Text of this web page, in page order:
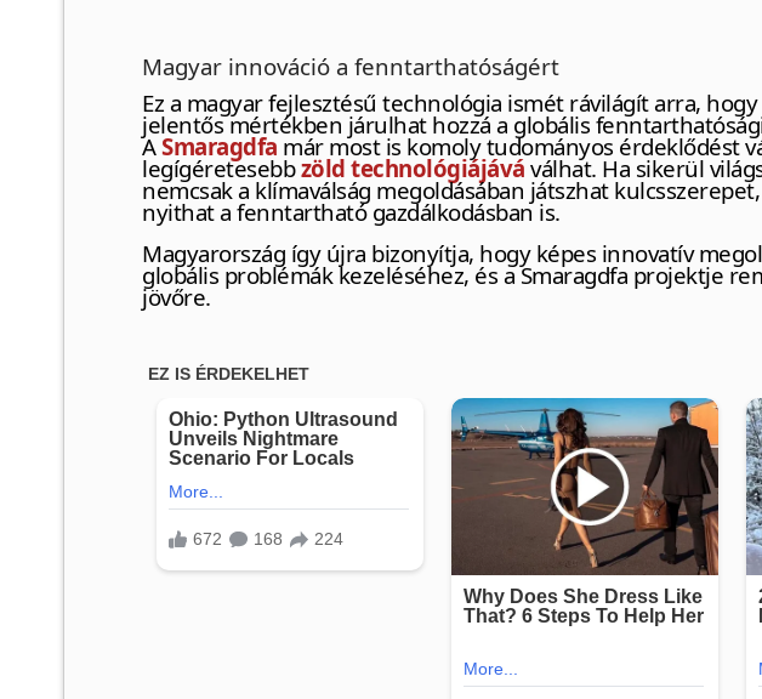
Magyar innováció a fenntarthatóságért
Ez a magyar fejlesztésű technológia ismét rávilágít arra, hogy
jelentős mértékben járulhat hozzá a globális
ASmaragdfa már most is komoly tudományos érdeklődést
legígéretesebbzöld technológiájává válhat. Ha sikerül
nemcsak a klímaválság megoldásában játszhat
nyithat a fenntartható gazdálkodásban is.
Magyarország így újra bizonyítja, hogy képes innovatív
globális problémák kezeléséhez, és a Smaragdfa projektje
jövőre.